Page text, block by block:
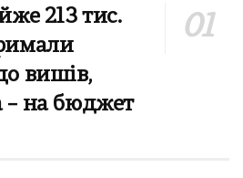
213 тис.
вишів,
– на бюджет